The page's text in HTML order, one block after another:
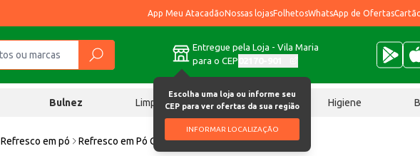
App Meu AtacadãoNossas lojasFolhetosWhatsApp de Ofertas
Entregue pela Loja - Vila Maria
para o CEP
Escolha uma loja ou informe seu
CEP para ver ofertas da sua região
INFORMAR LOCALIZAÇÃO
Bulnez Limpeza Chocolates Higiene
Refresco em pó Refresco em Pó Camp Maracujá 15g